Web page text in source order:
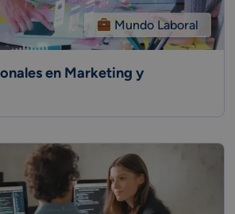
Mundo Laboral
en Marketing y